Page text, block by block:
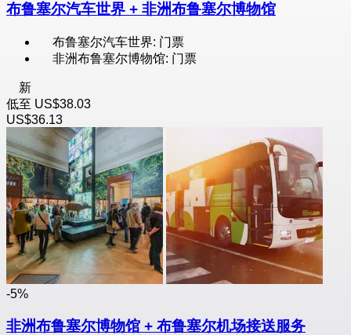
布鲁塞尔汽车世界 + 非洲布鲁塞尔博物馆
布鲁塞尔汽车世界: 门票
非洲布鲁塞尔博物馆: 门票
新
低至 US$38.03
US$36.13
-5%
非洲布鲁塞尔博物馆 + 布鲁塞尔机场接送服务